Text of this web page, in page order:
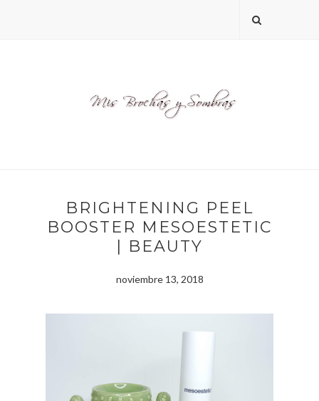
BRIGHTENING PEEL
BOOSTER MESOESTETIC
| BEAUTY
noviembre 13, 2018